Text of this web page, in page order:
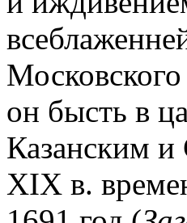
Московского
он бысть в
Казанским
XIX в.